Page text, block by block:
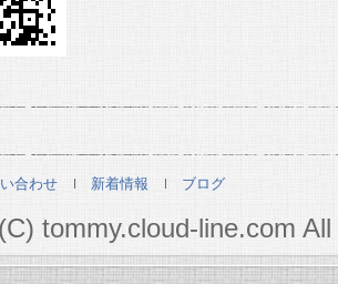
合わせ 新着情報 ブログ
tommy.cloud-line.com